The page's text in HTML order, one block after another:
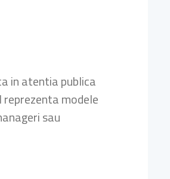
in atentia publica
modele
sau